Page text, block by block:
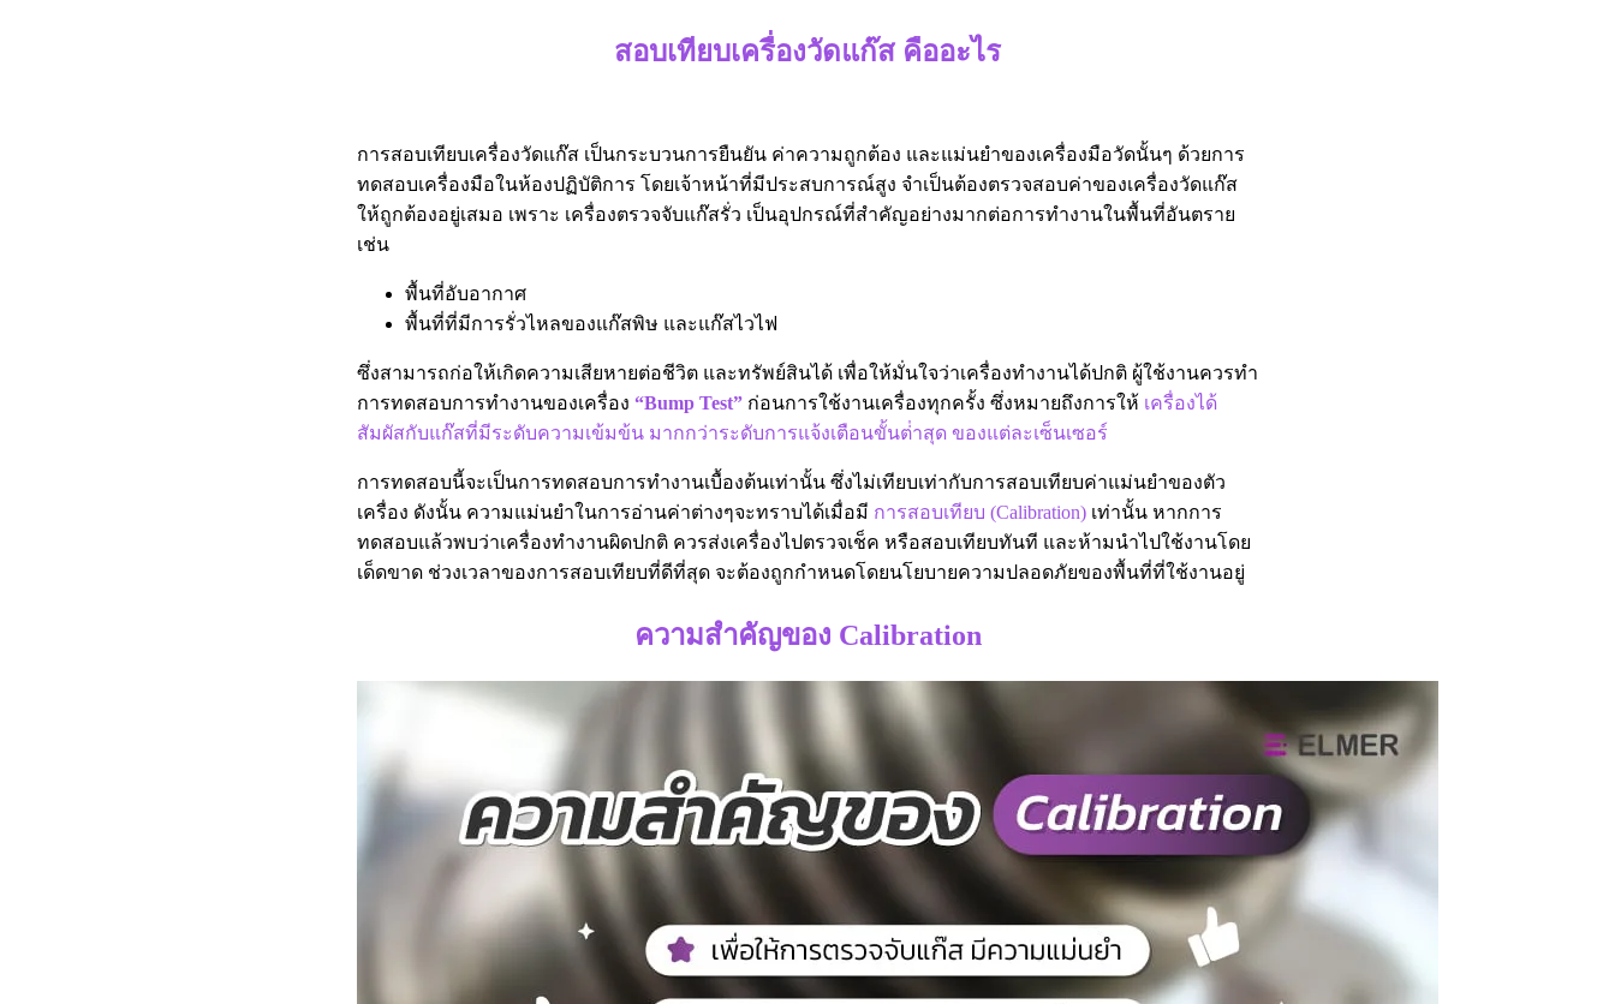
สอบเทียบเครื่องวัดแก๊ส คืออะไร
การสอบเทียบเครื่องวัดแก๊ส เป็นกระบวนการยืนยัน ค่าความถูกต้อง และแม่นยำของเครื่องมือวัดนั้นๆ ด้วยการ
ทดสอบเครื่องมือในห้องปฏิบัติการ โดยเจ้าหน้าที่มีประสบการณ์สูง จำเป็นต้องตรวจสอบค่าของเครื่องวัดแก๊ส
ให้ถูกต้องอยู่เสมอ เพราะ เครื่องตรวจจับแก๊สรั่ว เป็นอุปกรณ์ที่สําคัญอย่างมากต่อการทํางานในพื้นที่อันตราย
เช่น
พื้นที่อับอากาศ
พื้นที่ที่มีการรั่วไหลของแก๊สพิษ และแก๊สไวไฟ
ซึ่งสามารถก่อให้เกิดความเสียหายต่อชีวิต และทรัพย์สินได้ เพื่อให้มั่นใจว่าเครื่องทำงานได้ปกติ ผู้ใช้งานควรทํา
การทดสอบการทํางานของเครื่อง “Bump Test” ก่อนการใช้งานเครื่องทุกครั้ง ซึ่งหมายถึงการให้ เครื่องได้
สัมผัสกับแก๊สที่มีระดับความเข้มข้น มากกว่าระดับการแจ้งเตือนขั้นต่ําสุด ของแต่ละเซ็นเซอร์
การทดสอบนี้จะเป็นการทดสอบการทํางานเบื้องต้นเท่านั้น ซึ่งไม่เทียบเท่ากับการสอบเทียบค่าแม่นยําของตัว
เครื่อง ดังนั้น ความแม่นยําในการอ่านค่าต่างๆจะทราบได้เมื่อมี การสอบเทียบ (Calibration) เท่านั้น หากการ
ทดสอบแล้วพบว่าเครื่องทํางานผิดปกติ ควรส่งเครื่องไปตรวจเช็ค หรือสอบเทียบทันที และห้ามนําไปใช้งานโดย
เด็ดขาด ช่วงเวลาของการสอบเทียบที่ดีที่สุด จะต้องถูกกําหนดโดยนโยบายความปลอดภัยของพื้นที่ที่ใช้งานอยู่
ความสำคัญของ Calibration